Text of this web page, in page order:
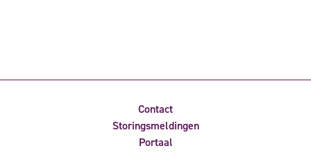
Contact
Storingsmeldingen
Portaal